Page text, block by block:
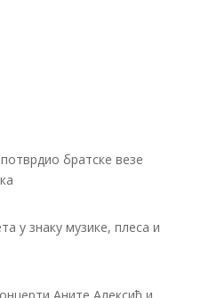
братске везе
у знаку музике, плеса и